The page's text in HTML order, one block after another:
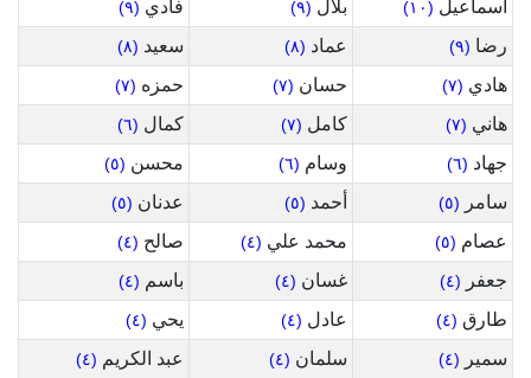
اسماعيل (١٠) بلال (٩) فادي (٩)
رضا (٩) عماد (٨) سعيد (٨)
هادي (٧) حسان (٧) حمزه (٧)
هاني (٧) كامل (٧) كمال (٦)
جهاد (٦) وسام (٦) محسن (٥)
سامر (٥) أحمد (٥) عدنان (٥)
عصام (٥) محمد علي (٤) صالح (٤)
جعفر (٤) غسان (٤) باسم (٤)
طارق (٤) عادل (٤) يحي (٤)
سمير (٤) سلمان (٤) عبد الكريم (٤)